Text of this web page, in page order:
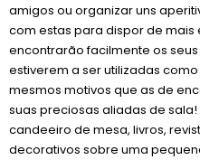
amigos ou organizar uns
com estas para dispor de mais
encontrarão facilmente os
estiverem a ser utilizadas
mesmos motivos que as de
suas preciosas aliadas de
candeeiro de mesa, livros,
decorativos sobre uma